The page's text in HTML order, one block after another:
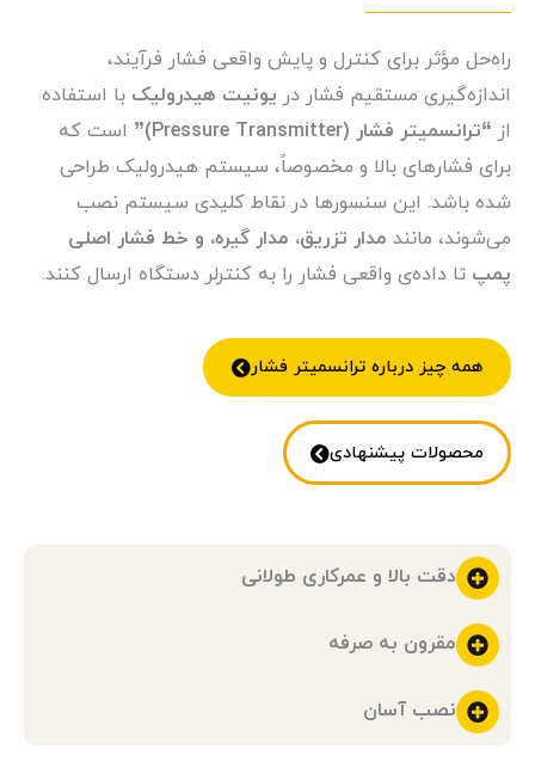
راه‌حل مؤثر برای کنترل و پایش واقعی فشار فرآیند،
اندازه‌گیری مستقیم فشار در یونیت هیدرولیک با استفاده
از “ترانسمیتر فشار (Pressure Transmitter)”
است که
برای فشارهای بالا و مخصوصاً، سیستم هیدرولیک طراحی
شده باشد. این سنسورها در نقاط کلیدی سیستم نصب
می‌شوند، مانند مدار تزریق، مدار گیره، و خط فشار اصلی
پمپ تا داده‌ی واقعی فشار را به کنترلر دستگاه ارسال کنند.
همه چیز درباره ترانسمیتر فشار
محصولات پیشنهادی
دقت بالا و عمرکاری طولانی
مقرون به صرفه
نصب آسان